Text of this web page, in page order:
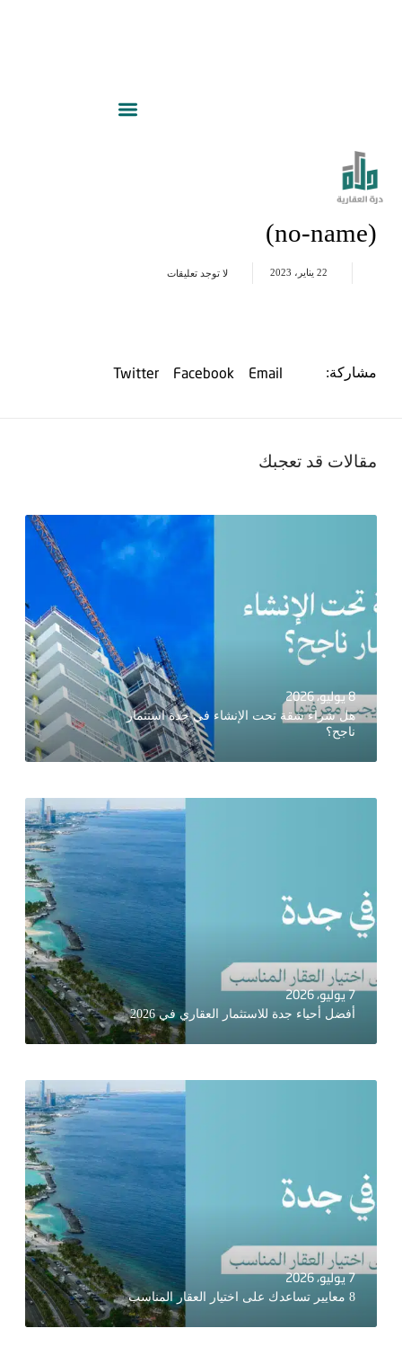
(no-name)
22 يناير، 2023 لا توجد تعليقات
مشاركة: Email
Facebook
Twitter
مقالات قد تعجبك
8 يوليو، 2026
هل شراء شقة تحت الإنشاء في جدة استثمار
ناجح؟
7 يوليو، 2026
أفضل أحياء جدة للاستثمار العقاري في 2026
7 يوليو، 2026
8 معايير تساعدك على اختيار العقار المناسب